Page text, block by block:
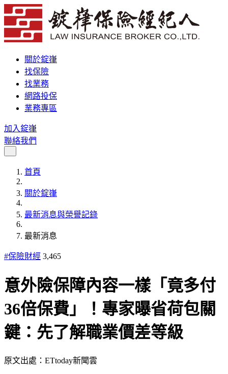
關於錠嵂
找保險
找業務
網路投保
業務專區
加入錠嵂
聯絡我們
首頁
關於錠嵂
最新消息與榮譽記錄
最新消息
#保險財經 3,465
意外險保障內容一樣「竟多付
36倍保費」！專家曝省荷包關
鍵：先了解職業價差等級
原文出處：ETtoday新聞雲